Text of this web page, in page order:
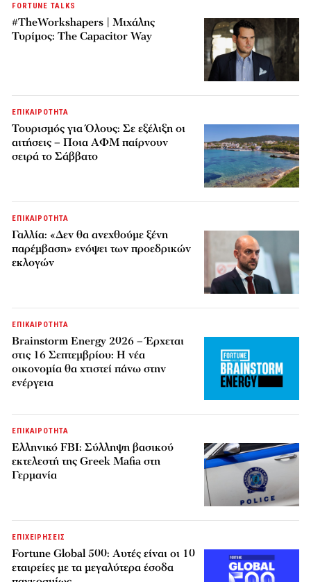
FORTUNE TALKS
#TheWorkshapers | Μιχάλης
Τυρίμος: The Capacitor Way
ΕΠΙΚΑΙΡΟΤΗΤΑ
Τουρισμός για Όλους: Σε εξέλιξη οι
αιτήσεις – Ποια ΑΦΜ παίρνουν
σειρά το Σάββατο
ΕΠΙΚΑΙΡΟΤΗΤΑ
Γαλλία: «Δεν θα ανεχθούμε ξένη
παρέμβαση» ενόψει των προεδρικών
εκλογών
ΕΠΙΚΑΙΡΟΤΗΤΑ
Brainstorm Energy 2026 – Έρχεται
στις 16 Σεπτεμβρίου: Η νέα
οικονομία θα χτιστεί πάνω στην
ενέργεια
ΕΠΙΚΑΙΡΟΤΗΤΑ
Ελληνικό FBI: Σύλληψη βασικού
εκτελεστή της Greek Mafia στη
Γερμανία
ΕΠΙΧΕΙΡΗΣΕΙΣ
Fortune Global 500: Αυτές είναι οι 10
εταιρείες με τα μεγαλύτερα έσοδα